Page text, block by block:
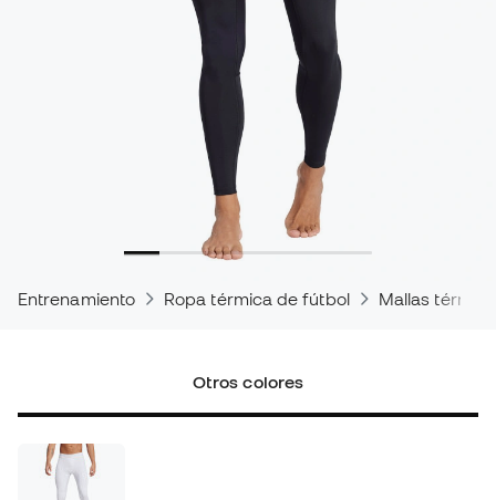
Entrenamiento Ropa térmica de fútbol Mallas
Otros colores